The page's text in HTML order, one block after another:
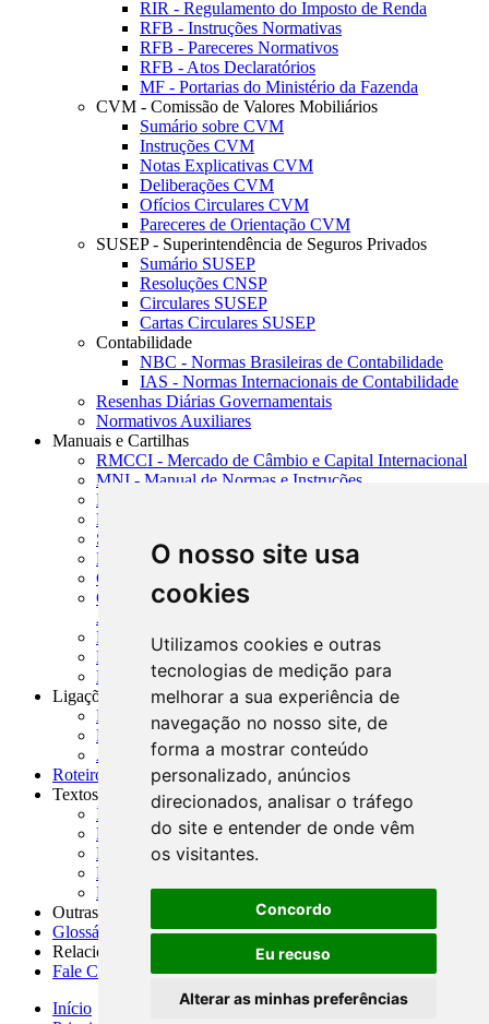
O nosso site usa
cookies
Utilizamos cookies e outras
tecnologias de medição para
melhorar a sua experiência de
navegação no nosso site, de
forma a mostrar conteúdo
personalizado, anúncios
direcionados, analisar o tráfego
do site e entender de onde vêm
os visitantes.
Concordo
Eu recuso
Alterar as minhas preferências
RIR - Regulamento do Imposto de Renda
RFB - Instruções Normativas
RFB - Pareceres Normativos
RFB - Atos Declaratórios
MF - Portarias do Ministério da Fazenda
CVM - Comissão de Valores Mobiliários
Sumário sobre CVM
Instruções CVM
Notas Explicativas CVM
Deliberações CVM
Ofícios Circulares CVM
Pareceres de Orientação CVM
SUSEP - Superintendência de Seguros Privados
Sumário SUSEP
Resoluções CNSP
Circulares SUSEP
Cartas Circulares SUSEP
Contabilidade
NBC - Normas Brasileiras de Contabilidade
IAS - Normas Internacionais de Contabilidade
Resenhas Diárias Governamentais
Normativos Auxiliares
Manuais e Cartilhas
RMCCI - Mercado de Câmbio e Capital Internacional
MNI - Manual de Normas e Instruções
MTVM - Manual de Títulos e Valores Mobiliários
MCR - Manual de Crédito Rural
SISORF - Manual de Organização do SFN
MASUP - Manual de Supervisão Bancária
CADOC - Catálogo de Documentos
CNAE-CONCLA - Classificação Nacional de
Atividades Econômicas
PMF - Cartilhas do BCB
Manuais Auxiliares do BCB e Cosif-e
Resenhas Diárias Governamentais
Ligações Externas
Links Úteis
Presidência da República
Agências Nacionais Reguladoras
Roteiros para Estudos
Textos
Índice de Textos
Editorial
Monografias
Na Imprensa
Fórum de Discussão
Outras ferramentas
Glossário
Relacionamento
Fale Conosco
Início